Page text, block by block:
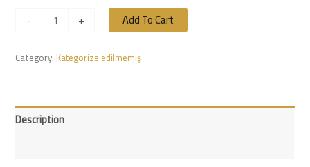
-
+ Add To Cart
Category: Kategorize edilmemiş
Description